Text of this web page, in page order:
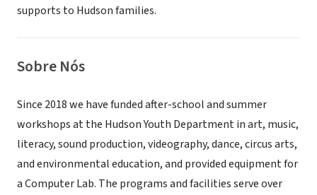
supports to Hudson families.
Sobre Nós
Since 2018 we have funded after-school and summer
workshops at the Hudson Youth Department in art, music,
literacy, sound production, videography, dance, circus arts,
and environmental education, and provided equipment for
a Computer Lab. The programs and facilities serve over